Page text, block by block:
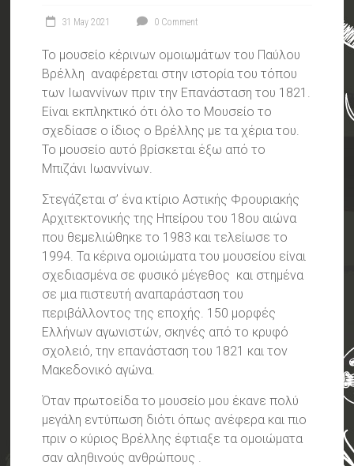
31 May 2021 0 Comment
Το μουσείο κέρινων ομοιωμάτων του Παύλου
Βρέλλη αναφέρεται στην ιστορία του τόπου
των Ιωαννίνων πριν την Επανάσταση του 1821.
Είναι εκπληκτικό ότι όλο το Μουσείο το
σχεδίασε ο ίδιος ο Βρέλλης με τα χέρια του.
Το μουσείο αυτό βρίσκεται έξω από το
Μπιζάνι Ιωαννίνων.
Στεγάζεται σ’ ένα κτίριο Αστικής Φρουριακής
Αρχιτεκτονικής της Ηπείρου του 18ου αιώνα
που θεμελιώθηκε το 1983 και τελείωσε το
1994. Τα κέρινα ομοιώματα του μουσείου είναι
σχεδιασμένα σε φυσικό μέγεθος και στημένα
σε μια πιστευτή αναπαράσταση του
περιβάλλοντος της εποχής. 150 μορφές
Ελλήνων αγωνιστών, σκηνές από το κρυφό
σχολειό, την επανάσταση του 1821 και τον
Μακεδονικό αγώνα.
Όταν πρωτοείδα το μουσείο μου έκανε πολύ
μεγάλη εντύπωση διότι όπως ανέφερα και πιο
πριν ο κύριος Βρέλλης έφτιαξε τα ομοιώματα
σαν αληθινούς ανθρώπους .